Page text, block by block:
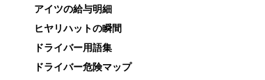
アイツの給与明細
ヒヤリハットの瞬間
ドライバー用語集
ドライバー危険マップ